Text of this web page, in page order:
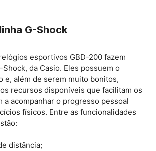
G-Shock
esportivos GBD-200 fazem
da Casio. Eles possuem o
e, além de serem muito bonitos,
recursos disponíveis que facilitam os
a acompanhar o progresso pessoal
físicos. Entre as funcionalidades
distância;